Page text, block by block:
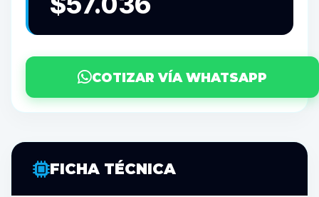
COTIZAR VÍA WHATSAPP
FICHA TÉCNICA